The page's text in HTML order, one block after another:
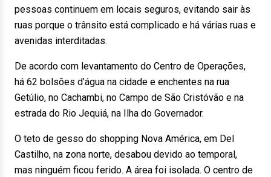
pessoas continuem em locais seguros, evitando sair às
ruas porque o trânsito está complicado e há várias ruas e
avenidas interditadas.
De acordo com levantamento do Centro de Operações,
há 62 bolsões d’água na cidade e enchentes na rua
Getúlio, no Cachambi, no Campo de São Cristóvão e na
estrada do Rio Jequiá, na Ilha do Governador.
O teto de gesso do shopping Nova América, em Del
Castilho, na zona norte, desabou devido ao temporal,
mas ninguém ficou ferido. A área foi isolada. O centro de